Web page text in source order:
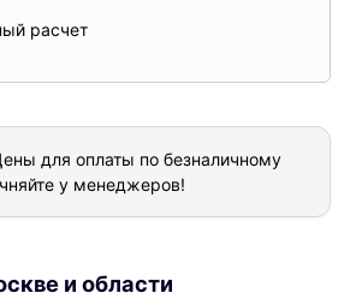
расчет
для оплаты по безналичному
у менеджеров!
и области